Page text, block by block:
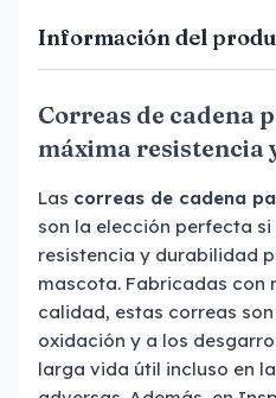
Información del
Correas de cadena
máxima resistencia
Las correas de cadena
son la elección perfecta
resistencia y durabilidad
mascota. Fabricadas con
calidad, estas correas
oxidación y a los
larga vida útil incluso en